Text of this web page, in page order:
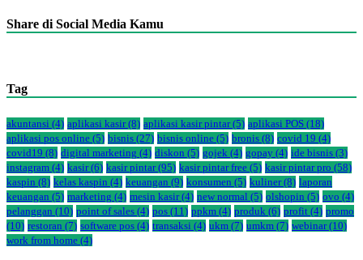
Share di Social Media Kamu
Tag
akuntansi (4) aplikasi kasir(8) aplikasi kasir pintar(5) aplikasi POS (18)
aplikasi pos online (5) bisnis (27) bisnis online (5) bronis (8) covid 19 (4)
covid19 (8) digital marketing (4) diskon (5) gojek (4) gopay (4) ide bisnis (3)
instagram (4) kasir(6) kasir pintar(95) kasir pintar free (5) kasir pintar pro (58)
kaspin (8) kelas kaspin (4) keuangan (9) konsumen (5) kuliner(8) laporan
keuangan (5) marketing (4) mesin kasir(4) new normal (5) olshopin (5) ovo (4)
pelanggan (10) point of sales (4) pos (11) ppkm (4) produk (6) profit (4) promo
(10) restoran (7) software pos (4) transaksi (4) ukm (7) umkm (7) webinar(10)
work from home (4)